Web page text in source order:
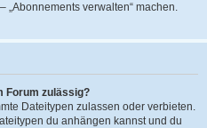
„Abonnements verwalten“ machen.
Forum zulässig?
Dateitypen zulassen oder verbieten.
du anhängen kannst und du